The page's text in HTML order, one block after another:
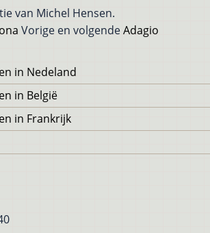
van Michel Hensen.
Vorige en volgendeAdagio
in Nedeland
in België
in Frankrijk